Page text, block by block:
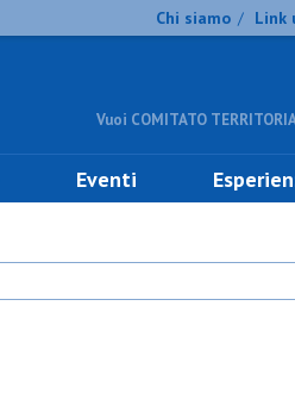
Chi siamo / Link
Vuoi COMITATO
Eventi